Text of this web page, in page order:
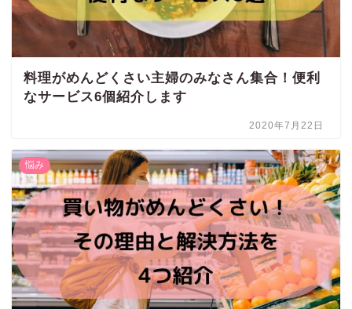
料理がめんどくさい主婦のみなさん集合！便利
なサービス6個紹介します
2020年7月22日
悩み